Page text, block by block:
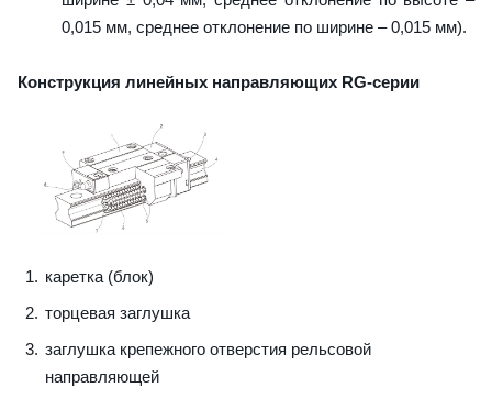
0,015 мм, среднее отклонение по ширине – 0,015 мм).
Конструкция линейных направляющих RG-серии
каретка (блок)
торцевая заглушка
заглушка крепежного отверстия рельсовой
направляющей